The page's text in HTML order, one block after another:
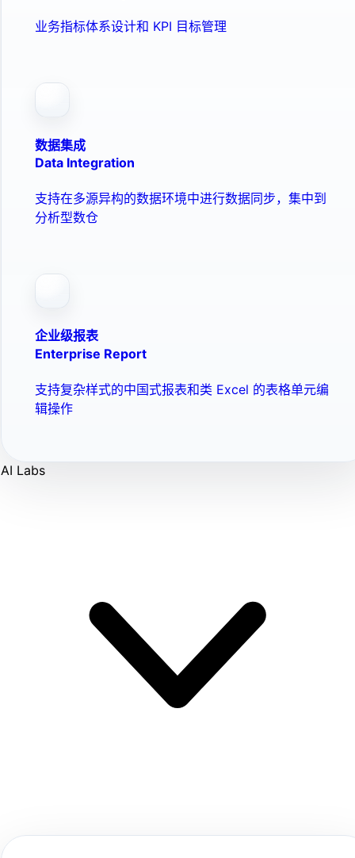
业务指标体系设计和 KPI 目标管理
数据集成
Data Integration
支持在多源异构的数据环境中进行数据同步，集中到
分析型数仓
企业级报表
Enterprise Report
支持复杂样式的中国式报表和类 Excel 的表格单元编
辑操作
AI Labs